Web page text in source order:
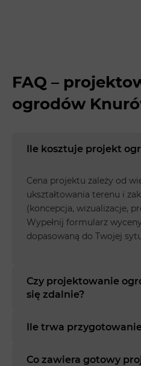
FAQ –
ogrodów
Ile kosztuje projekt
Cena projektu zależy od
ukształtowania terenu i
(koncepcja, wizualizacje,
Wypełnij formularz
dopasowaną do Twojej
Czy projektowanie
się zdalnie?
Ile trwa
Co zawiera gotowy